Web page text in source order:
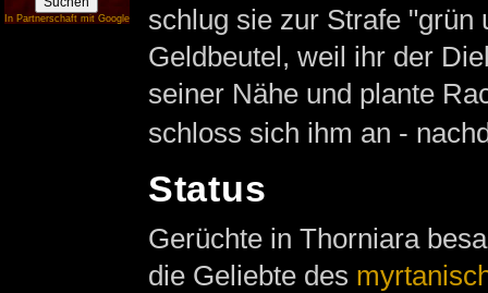
In Partnerschaft mit Google
schlug sie zur Strafe "grün
Geldbeutel, weil ihr der
seiner Nähe und plante
schloss sich ihm an -
Status
Gerüchte in Thorniara
die Geliebte des